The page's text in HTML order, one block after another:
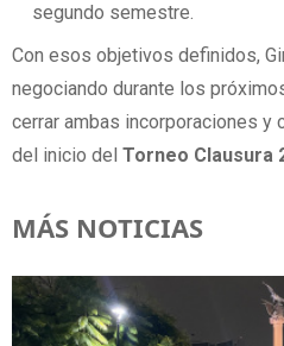
segundo semestre.
Con esos objetivos definidos,
negociando durante los
cerrar ambas incorporaciones y
del inicio del Torneo Clausura
MÁS NOTICIAS